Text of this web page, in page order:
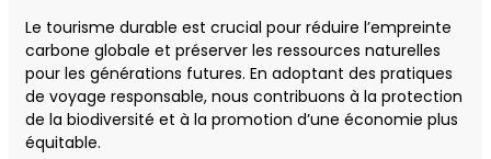
Le tourisme durable est crucial pour réduire l’empreinte
carbone globale et préserver les ressources naturelles
pour les générations futures. En adoptant des pratiques
de voyage responsable, nous contribuons à la protection
de la biodiversité et à la promotion d’une économie plus
équitable.